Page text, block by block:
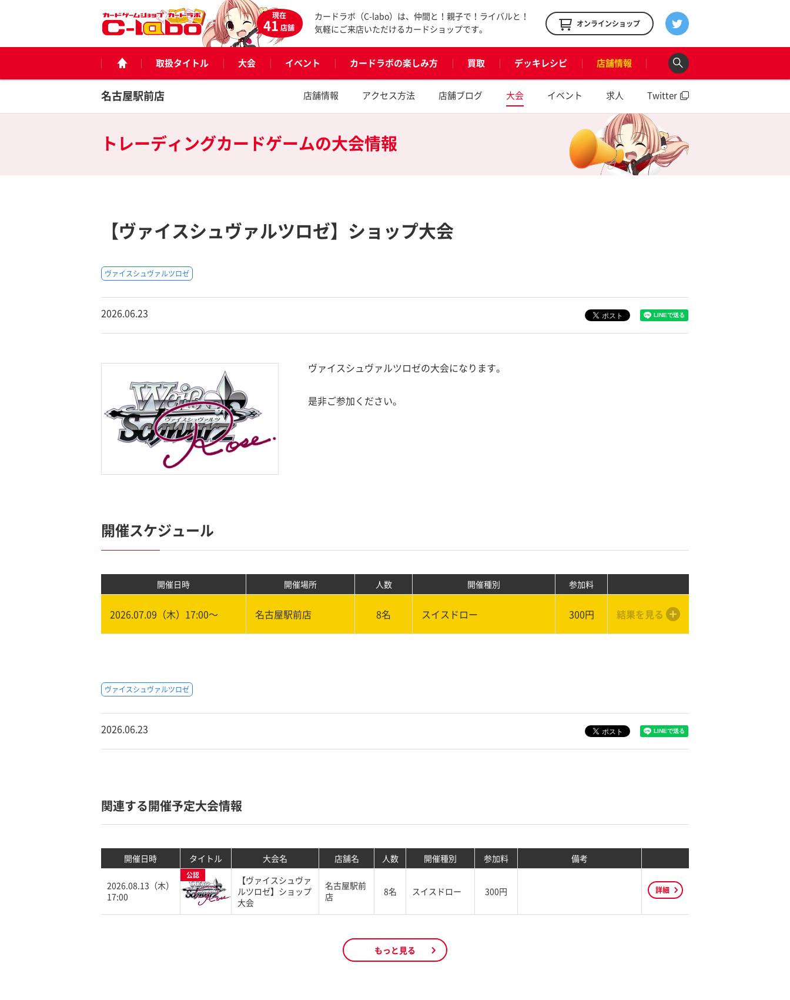
現在
41店舗
カードラボ（C-labo）は、仲間と！親子で！ライバルと！
気軽にご来店いただけるカードショップです。
オンラインショップ
取扱タイトル 大会 イベント カードラボの楽しみ方 買取 デッキレシピ 店舗情報
名古屋駅前店 店舗情報 アクセス方法 店舗ブログ 大会 イベント 求人 Twitter
トレーディングカードゲームの大会情報
【ヴァイスシュヴァルツロゼ】ショップ大会
ヴァイスシュヴァルツロゼ
2026.06.23
ヴァイスシュヴァルツロゼの大会になります。
是非ご参加ください。
開催スケジュール
開催日時 開催場所 人数 開催種別 参加料
2026.07.09（木）17:00〜 名古屋駅前店 8名 スイスドロー 300円 結果を見る
ヴァイスシュヴァルツロゼ
2026.06.23
関連する開催予定大会情報
開催日時 タイトル 大会名 店舗名 人数 開催種別 参加料 備考
2026.08.13（木）
17:00
公認
【ヴァイスシュヴァ
ルツロゼ】ショップ
大会
名古屋駅前
店
8名 スイスドロー 300円 詳細
もっと見る